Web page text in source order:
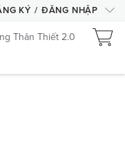
KÝ / ĐĂNG NHẬP
Thân Thiết 2.0